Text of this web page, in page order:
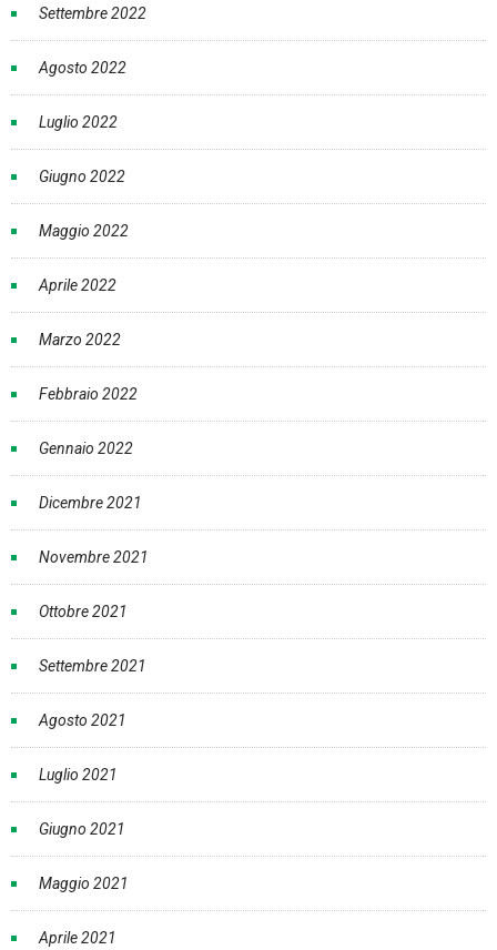
Settembre 2022
Agosto 2022
Luglio 2022
Giugno 2022
Maggio 2022
Aprile 2022
Marzo 2022
Febbraio 2022
Gennaio 2022
Dicembre 2021
Novembre 2021
Ottobre 2021
Settembre 2021
Agosto 2021
Luglio 2021
Giugno 2021
Maggio 2021
Aprile 2021